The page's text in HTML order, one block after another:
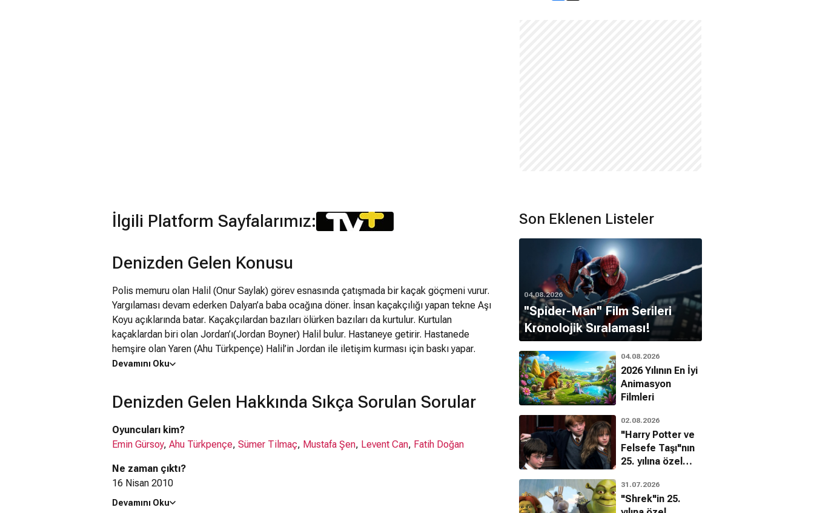
İlgili Platform Sayfalarımız:
Denizden Gelen Konusu
Polis memuru olan Halil (Onur Saylak) görev esnasında çatışmada bir kaçak göçmeni vurur.
Yargılaması devam ederken Dalyan’a baba ocağına döner. İnsan kaçakçılığı yapan tekne Aşı
Koyu açıklarında batar. Kaçakçılardan bazıları ölürken bazıları da kurtulur. Kurtulan
kaçaklardan biri olan Jordan’ı(Jordan Boyner) Halil bulur. Hastaneye getirir. Hastanede
hemşire olan Yaren (Ahu Türkpençe) Halil’in Jordan ile iletişim kurması için baskı yapar.
Jordan’ın babası Yunanistan’da kaçak olarak çalışan bir işçidir.Halil Jordan’ın babasını bulmak
Jordan’ı himayesine alan ve ona annelik yapan Ganalı kaçak bir göçmendir.
Devamını Oku
Denizden Gelen Hakkında Sıkça Sorulan Sorular
Oyuncuları kim?
Emin Gürsoy, Ahu Türkpençe, Sümer Tilmaç, Mustafa Şen, Levent Can, Fatih Doğan
Ne zaman çıktı?
16 Nisan 2010
Denizden Gelen filmi nerede çekildi?
Devamını Oku
Son Eklenen Listeler
04.08.2026
''Spider-Man'' Film Serileri
Kronolojik Sıralaması!
04.08.2026
2026 Yılının En İyi
Animasyon
Filmleri
02.08.2026
"Harry Potter ve
Felsefe Taşı"nın
25. yılına özel
bilinmeyenleri!
31.07.2026
"Shrek"in 25.